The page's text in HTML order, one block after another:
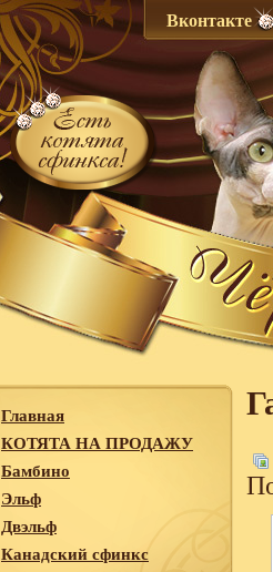
Вконтакте
Главная
КОТЯТА НА ПРОДАЖУ
Бамбино
Эльф
Двэльф
Канадский сфинкс